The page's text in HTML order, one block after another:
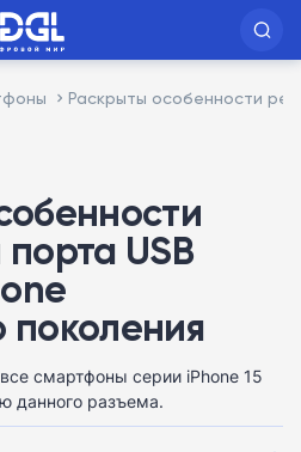
Раскрыты особенности
USB
смартфоны серии iPhone 15
данного разъема.